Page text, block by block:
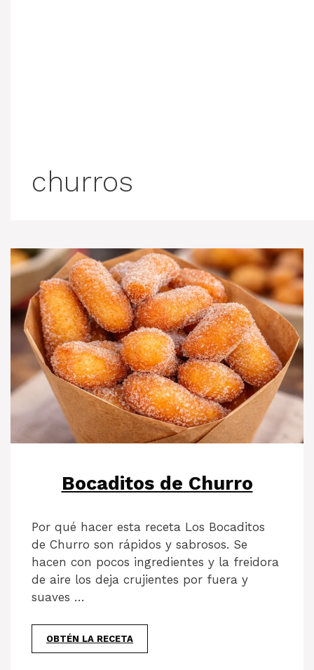
churros
Bocaditos de Churro
Por qué hacer esta receta Los Bocaditos
de Churro son rápidos y sabrosos. Se
hacen con pocos ingredientes y la freidora
de aire los deja crujientes por fuera y
suaves …
OBTÉN LA RECETA